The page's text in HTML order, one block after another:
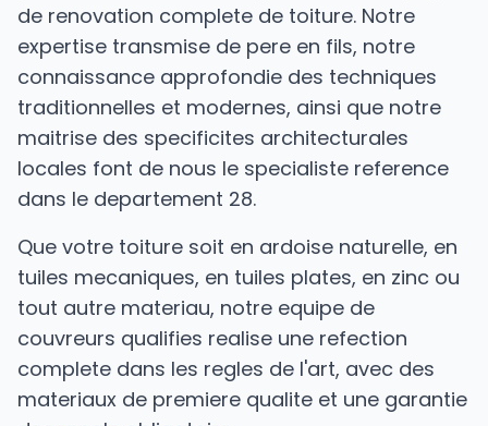
de renovation complete de toiture. Notre
expertise transmise de pere en fils, notre
connaissance approfondie des techniques
traditionnelles et modernes, ainsi que notre
maitrise des specificites architecturales
locales font de nous le specialiste reference
dans le departement 28.
Que votre toiture soit en ardoise naturelle, en
tuiles mecaniques, en tuiles plates, en zinc ou
tout autre materiau, notre equipe de
couvreurs qualifies realise une refection
complete dans les regles de l'art, avec des
materiaux de premiere qualite et une garantie